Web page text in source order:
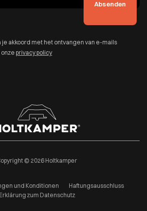
je akkoord met het ontvangen van e-mails
privacy policy
© 2026 Holtkamper
und Konditionen
Haftungsausschluss
Erklärung zum Datenschutz